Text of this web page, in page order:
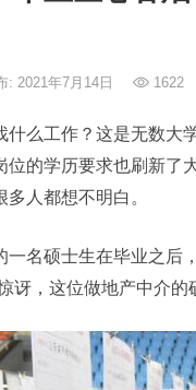
: 2021年7月14日 1622
什么工作？这是无数大
位的学历要求也刷新了
多人都想不明白。
一名硕士生在毕业之后
讶，这位做地产中介